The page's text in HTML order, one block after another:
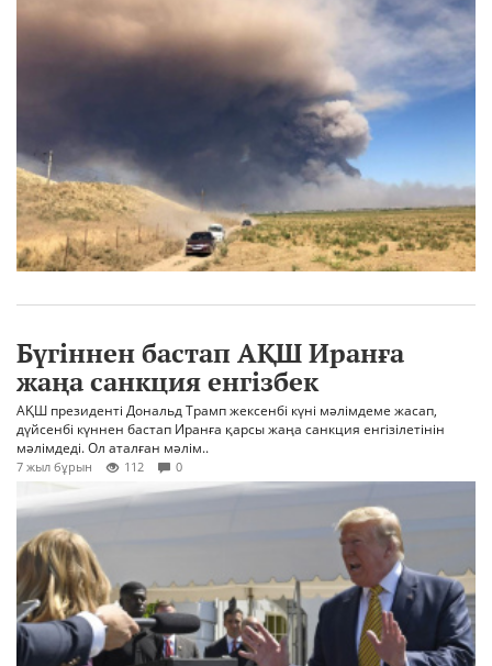
Бүгіннен бастап АҚШ Иранға
жаңа санкция енгізбек
АҚШ президенті Дональд Трамп жексенбі күні мәлімдеме жасап,
дүйсенбі күннен бастап Иранға қарсы жаңа санкция енгізілетінін
мәлімдеді. Ол аталған мәлім..
7 жыл бұрын 112 0